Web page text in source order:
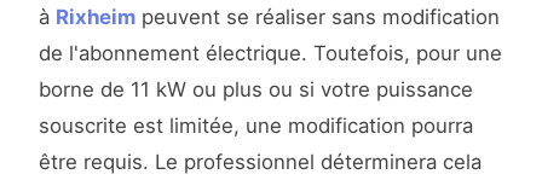
à Rixheim peuvent se réaliser sans modification
de l'abonnement électrique. Toutefois, pour une
borne de 11 kW ou plus ou si votre puissance
souscrite est limitée, une modification pourra
être requis. Le professionnel déterminera cela